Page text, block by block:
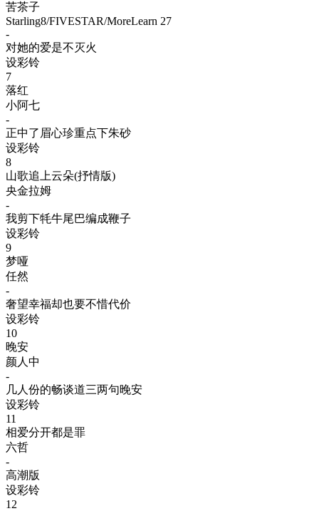
苦茶子
Starling8/FIVESTAR/MoreLearn 27
-
对她的爱是不灭火
设彩铃
7
落红
小阿七
-
正中了眉心珍重点下朱砂
设彩铃
8
山歌追上云朵(抒情版)
央金拉姆
-
我剪下牦牛尾巴编成鞭子
设彩铃
9
梦哑
任然
-
奢望幸福却也要不惜代价
设彩铃
10
晚安
颜人中
-
几人份的畅谈道三两句晚安
设彩铃
11
相爱分开都是罪
六哲
-
高潮版
设彩铃
12